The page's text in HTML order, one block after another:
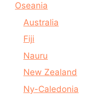
Oseania
Australia
Fiji
Nauru
New Zealand
Ny-Caledonia